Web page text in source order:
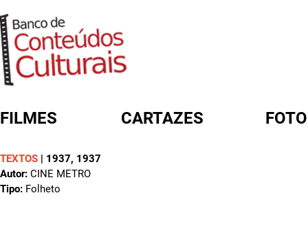
FILMES CARTAZES
TEXTOS | 1937, 1937
Autor: CINE METRO
Tipo: Folheto
FORMULÁRIO DE BUSCA